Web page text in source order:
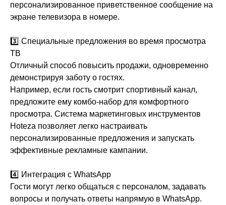
персонализированное приветственное сообщение на
экране телевизора в номере.
3️⃣ Специальные предложения во время просмотра
ТВ
Отличный способ повысить продажи, одновременно
демонстрируя заботу о гостях.
Например, если гость смотрит спортивный канал,
предложите ему комбо-набор для комфортного
просмотра. Система маркетинговых инструментов
Hoteza позволяет легко настраивать
персонализированные предложения и запускать
эффективные рекламные кампании.
4️⃣ Интеграция с WhatsApp
Гости могут легко общаться с персоналом, задавать
вопросы и получать ответы напрямую в WhatsApp.